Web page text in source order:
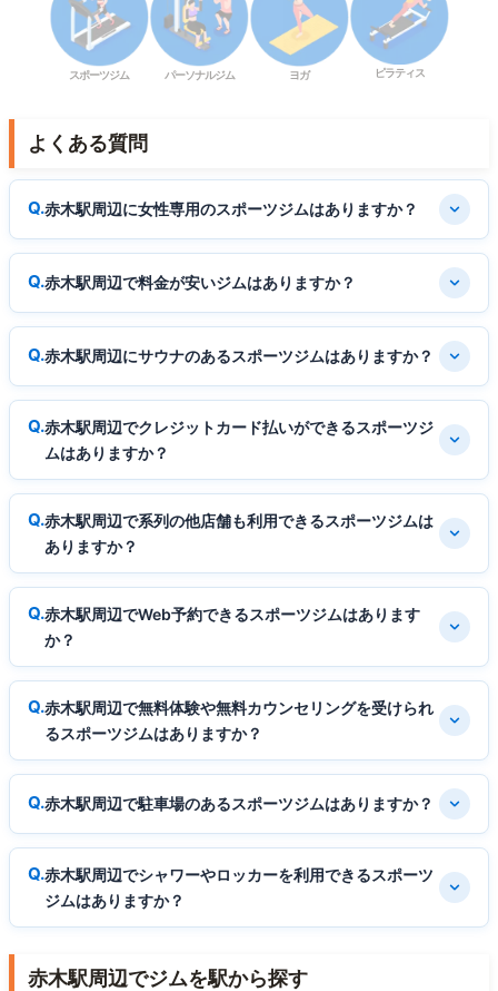
スポーツジム パーソナルジム ヨガ ピラティス
よくある質問
赤木駅周辺に女性専用のスポーツジムはありますか？
赤木駅周辺で料金が安いジムはありますか？
赤木駅周辺にサウナのあるスポーツジムはありますか？
赤木駅周辺でクレジットカード払いができるスポーツジ
ムはありますか？
赤木駅周辺で系列の他店舗も利用できるスポーツジムは
ありますか？
赤木駅周辺でWeb予約できるスポーツジムはあります
か？
赤木駅周辺で無料体験や無料カウンセリングを受けられ
るスポーツジムはありますか？
赤木駅周辺で駐車場のあるスポーツジムはありますか？
赤木駅周辺でシャワーやロッカーを利用できるスポーツ
ジムはありますか？
赤木駅周辺でジムを駅から探す